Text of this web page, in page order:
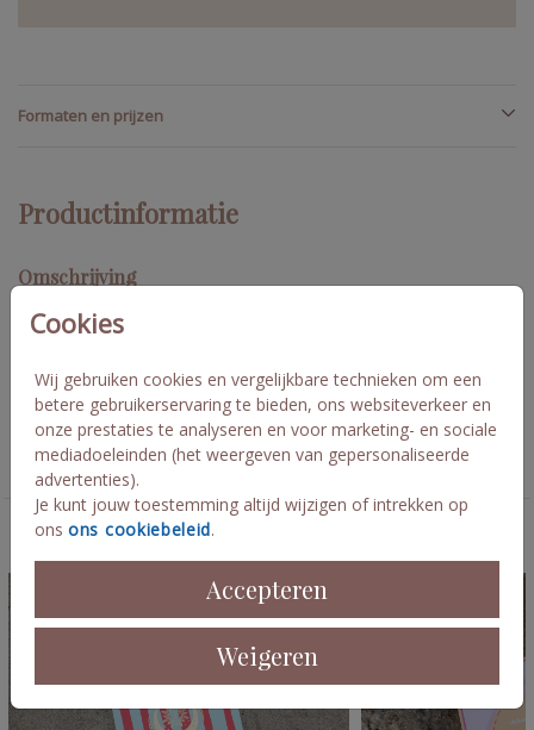
Cookies
Wij gebruiken cookies en vergelijkbare technieken om een
betere gebruikerservaring te bieden, ons websiteverkeer en
onze prestaties te analyseren en voor marketing- en sociale
mediadoeleinden (het weergeven van gepersonaliseerde
advertenties).
Je kunt jouw toestemming altijd wijzigen of intrekken op
ons ons cookiebeleid.
Accepteren
Weigeren
Formaten en prijzen
Productinformatie
Omschrijving
Geboortekaartje konijntje in het gras met goudfolie details. Lief
nostalgisch geboortekaartje waarvan de achtergrond kleur niet
Collectie
Geboortekaartjes meisje
Deze kaarten vind je misschien ook leuk